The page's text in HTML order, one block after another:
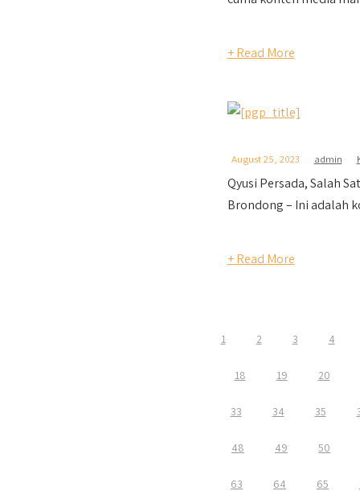
+ Read More
August 25, 2023 admin
Qyusi Persada, Salah
Brondong – Ini adalah
+ Read More
1 2 3 4
18 19 20
33 34 35
48 49 50
63 64 65